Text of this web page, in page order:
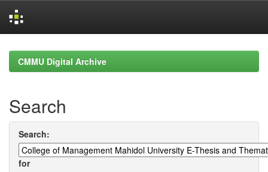
navigationCMMU Digital Archive
Search
Search:
for